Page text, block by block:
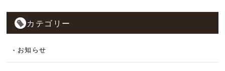
カテゴリー
お知らせ